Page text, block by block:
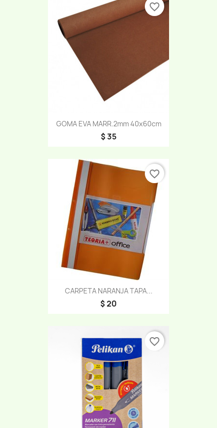
GOMA EVA MARR.2mm 40x60cm
$ 35
favorite_border
CARPETA NARANJA TAPA...
$ 20
favorite_border
favorite_border